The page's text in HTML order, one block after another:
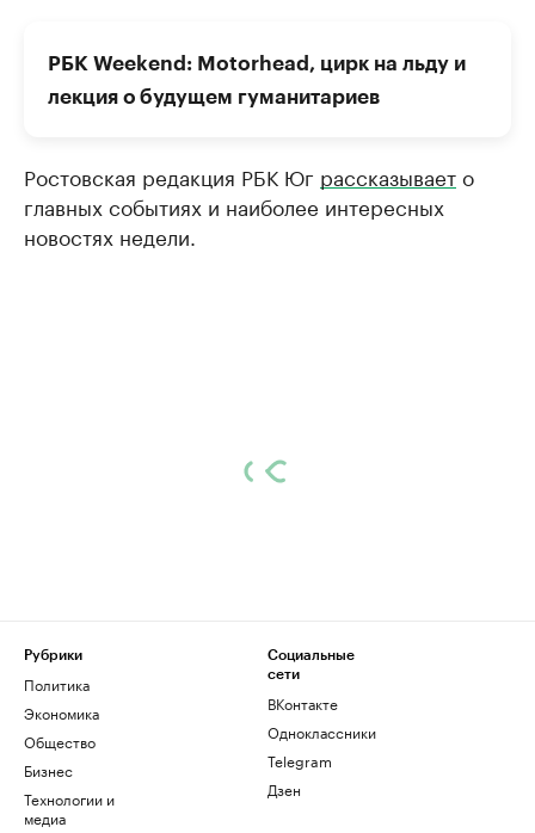
РБК Weekend: Motorhead, цирк на льду и
лекция о будущем гуманитариев
​Ростовская редакция РБК Юг рассказываето
главных событиях и наиболее интересных
новостях недели.
Рубрики
Политика
Экономика
Общество
Бизнес
Технологии и
медиа
Социальные
сети
ВКонтакте
Одноклассники
Telegram
Дзен